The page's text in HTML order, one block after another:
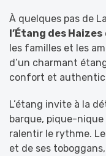
À quelques pas de
l’Étang des Haizes
les familles et les
d’un charmant
confort et
L’étang invite à la
barque, pique-
ralentir le rythme.
et de ses